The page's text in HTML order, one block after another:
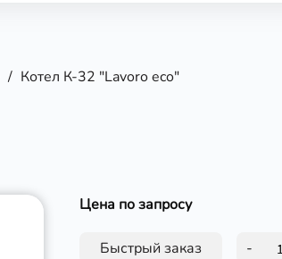
Котел К-32 "Lavoro eco"
Цена по запросу
Быстрый заказ -